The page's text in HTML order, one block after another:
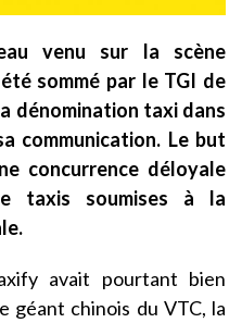
venu sur la scène
sommé par le TGI de
dénomination taxi dans
communication. Le but
concurrence déloyale
taxis soumises à la
avait pourtant bien
géant chinois du VTC, la